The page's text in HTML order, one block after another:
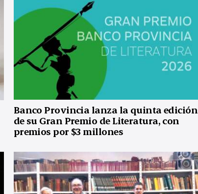
Banco Provincia lanza la quinta edición
de su Gran Premio de Literatura, con
premios por $3 millones